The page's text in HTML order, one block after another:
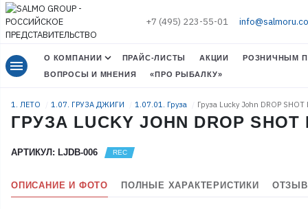
+7 (495) 223-55-01
menu О КОМПАНИИ ПРАЙС-ЛИСТЫ АКЦИИ
РОЗНИЧНЫМ
ВОПРОСЫ И МНЕНИЯ
«ПРО РЫБАЛКУ»
1. ЛЕТО 1.07. ГРУЗА ДЖИГИ 1.07.01. Груза Груза Lucky John DROP
ГРУЗА LUCKY JOHN DROP
АРТИКУЛ: LJDB-006
ОПИСАНИЕ И ФОТО ПОЛНЫЕ ХАРАКТЕРИСТИКИ